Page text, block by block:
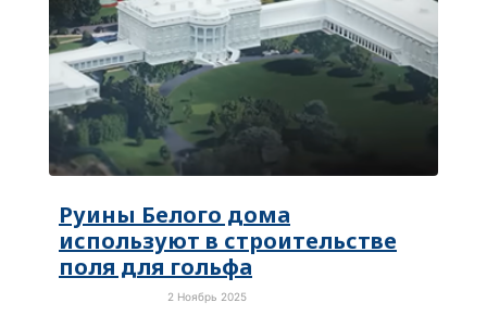
Руины Белого дома
используют в строительстве
поля для гольфа
2 Ноябрь 2025